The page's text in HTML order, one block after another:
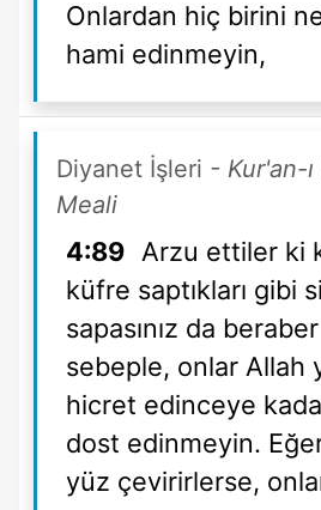
Onlardan hiç birini
hami edinmeyin,
Diyanet İşleri - Kur'an-
Meali
4:89 Arzu ettiler ki
küfre saptıkları gibi
sapasınız da beraber
sebeple, onlar Allah
hicret edinceye
dost edinmeyin.
yüz çevirirlerse,